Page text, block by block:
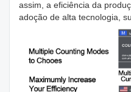
assim, a eficiência da
adoção de alta tecnologia,